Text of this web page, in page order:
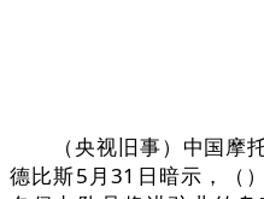
（央视旧事）中国摩托
德比斯5月31日暗示，（